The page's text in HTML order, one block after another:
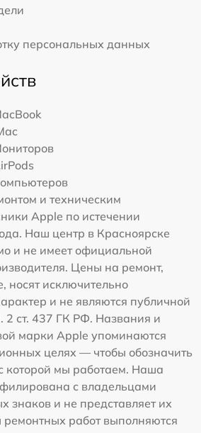
персональных данных
и техническим
Apple по истечении
Наш центр в Красноярске
и не имеет официальной
Цены на ремонт,
носят исключительно
и не являются публичной
2 ст. 437 ГК РФ. Названия и
марки Apple упоминаются
целях — чтобы обозначить
которой мы работаем. Наша
с владельцами
знаков и не представляет их
работ выполняются